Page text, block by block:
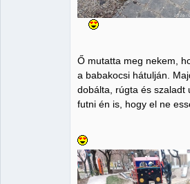
Ő mutatta meg nekem,
a babakocsi hátulján.
dobálta, rúgta és szaladt
futni én is, hogy el ne